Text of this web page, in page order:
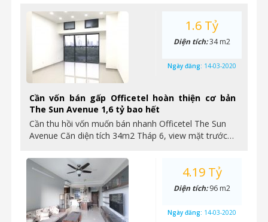
Cần vốn bán gấp Officetel hoàn thiện cơ bản
The Sun Avenue 1,6 tỷ bao hết
Cần thu hồi vốn muốn bán nhanh Officetel The Sun
Avenue Căn diện tích 34m2 Tháp 6, view mặt trước…
1.6 Tỷ
Diện tích:34 m2
Ngày đăng: 14-03-2020
4.19 Tỷ
Diện tích:96 m2
Ngày đăng: 14-03-2020